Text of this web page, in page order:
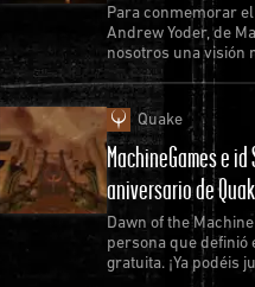
Para conmemorar
Andrew Yoder, de
nosotros una visión
nuevo episodio de
Quake
MachineGames e
aniversario de
Dawn of the
persona que definió
gratuita. ¡Ya podéis